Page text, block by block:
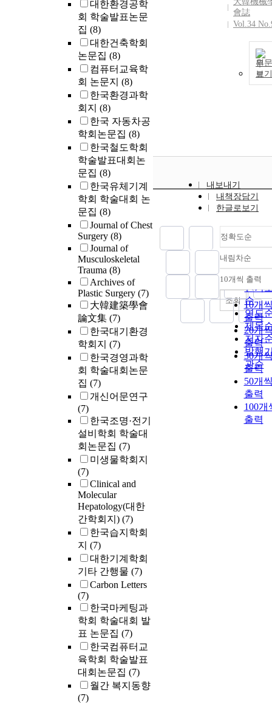
대한환경공학
회 학술발표논문
집 (8)
대한건축학회
논문집 (8)
컴퓨터교육학
회 논문지 (8)
한국환경과학
회지 (8)
한국 자동차공
학회논문집 (8)
한국철도학회
학술발표대회논
문집 (8)
한국유체기계
학회 학술대회 논
문집 (8)
Journal of Chest
Surgery (8)
Journal of
Musculoskeletal
Trauma (8)
Archives of
Plastic Surgery (7)
大韓建築學會
論文集 (7)
한국대기환경
학회지 (7)
한국경영과학
회 학술대회논문
집 (7)
개신어문연구
(7)
한국조명·전기
설비학회 학술대
회논문집 (7)
미생물학회지
(7)
Clinical and
Molecular
Hepatology(대한
간학회지) (7)
한국습지학회
지 (7)
대한기계학회
기타 간행물 (7)
Carbon Letters
(7)
한국마케팅과
학회 학술대회 발
표 논문집 (7)
한국컴퓨터교
육학회 학술발표
대회논문집 (7)
월간 복지동향
(7)
會誌
Vol.34
원문
보기
내보내기
내책장담기
한글로보기
정확도순
정확
순
인기
순
연도
제목
저자
발행
관순
내림차순
내림
10개씩 출력
10개
출력
20개
출력
30개
출력
50개
출력
100개
출력
조회